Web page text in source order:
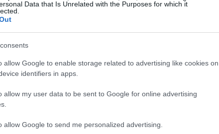
Data that Is Unrelated with the Purposes for which it
allow Google to enable storage related to advertising like cookies on
identifiers in apps.
allow my user data to be sent to Google for online advertising
allow Google to send me personalized advertising.
permiten transferencias instantáneas y seguras a
intermediarios, lo que reduce costos y aumenta la
están exentas de riesgos. La volatilidad de los